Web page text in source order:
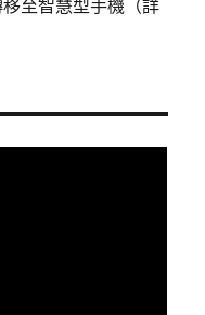
至智慧型手機（詳